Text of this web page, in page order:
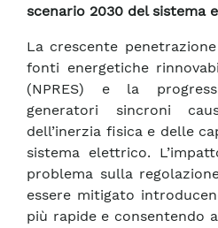
scenario 2030 del sistema
La crescente
fonti energetiche
(NPRES) e la
generatori sincroni
dell’inerzia fisica e delle
sistema elettrico.
problema sulla
essere mitigato
più rapide e consentendo